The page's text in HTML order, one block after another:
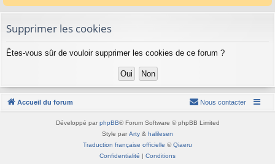
r
Supprimer les cookies
Êtes-vous sûr de vouloir supprimer les cookies de ce forum ?
Accueil du forum Nous contacter
Développé par phpBB® Forum Software © phpBB Limited
Style par Arty & halilesen
Traduction française officielle ©Qiaeru
Confidentialité | Conditions